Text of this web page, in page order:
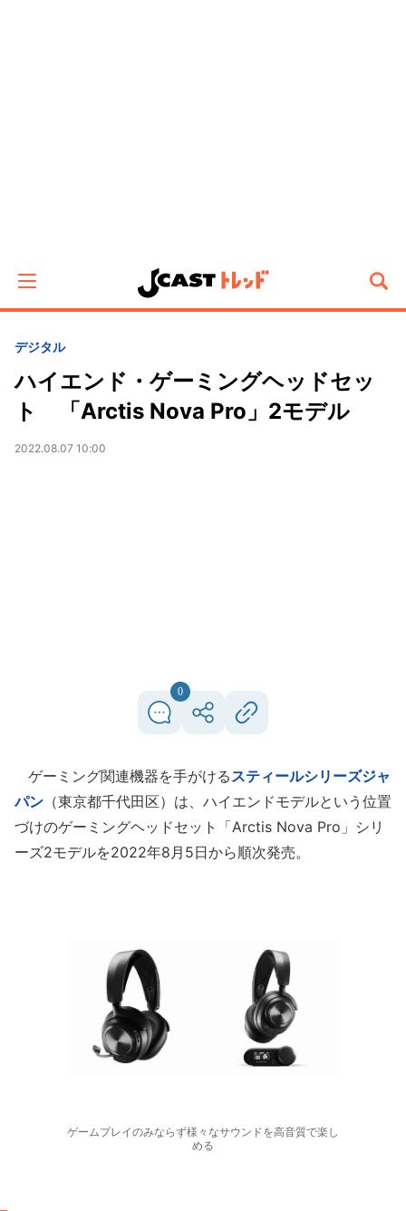
デジタル
ハイエンド・ゲーミングヘッドセッ
ト 「Arctis Nova Pro」2モデル
2022.08.07 10:00
0
ゲーミング関連機器を手がけるスティールシリーズジャ
パン （東京都千代田区）は、ハイエンドモデルという位置
づけのゲーミングヘッドセット「Arctis Nova Pro」シリ
ーズ2モデルを2022年8月5日から順次発売。
ゲームプレイのみならず様々なサウンドを高音質で楽し
める